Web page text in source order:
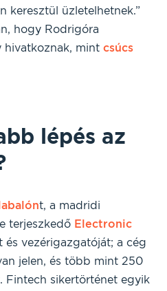
keresztül üzletelhetnek.”
hogy Rodrigóra
hivatkoznak, mint csúcs
lépés az
t, a madridi
terjeszkedő Electronic
és vezérigazgatóját; a cég
jelen, és több mint 250
Fintech sikertörténet egyik